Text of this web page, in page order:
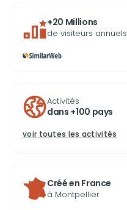
+20 Millions
de visiteurs annuels
Activités
dans +100 pays
voir toutes les activités
Créé en France
à Montpellier